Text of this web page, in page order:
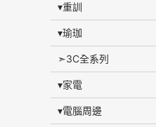
▾重訓
▾瑜珈
➣3C全系列
▾家電
▾電腦周邊